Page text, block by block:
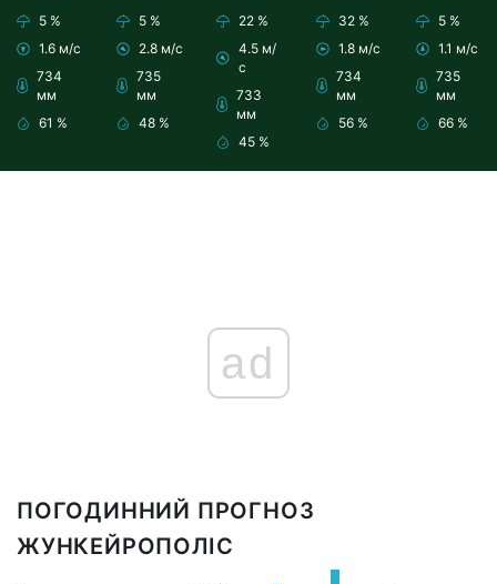
5 %
1.6 м/с
734
мм
61 %
5 %
2.8 м/с
735
мм
48 %
22 %
4.5 м/
с
733
мм
45 %
32 %
1.8 м/с
734
мм
56 %
5 %
1.1 м/с
735
мм
66 %
ad
ПОГОДИННИЙ ПРОГНОЗ
ЖУНКЕЙРОПОЛІС